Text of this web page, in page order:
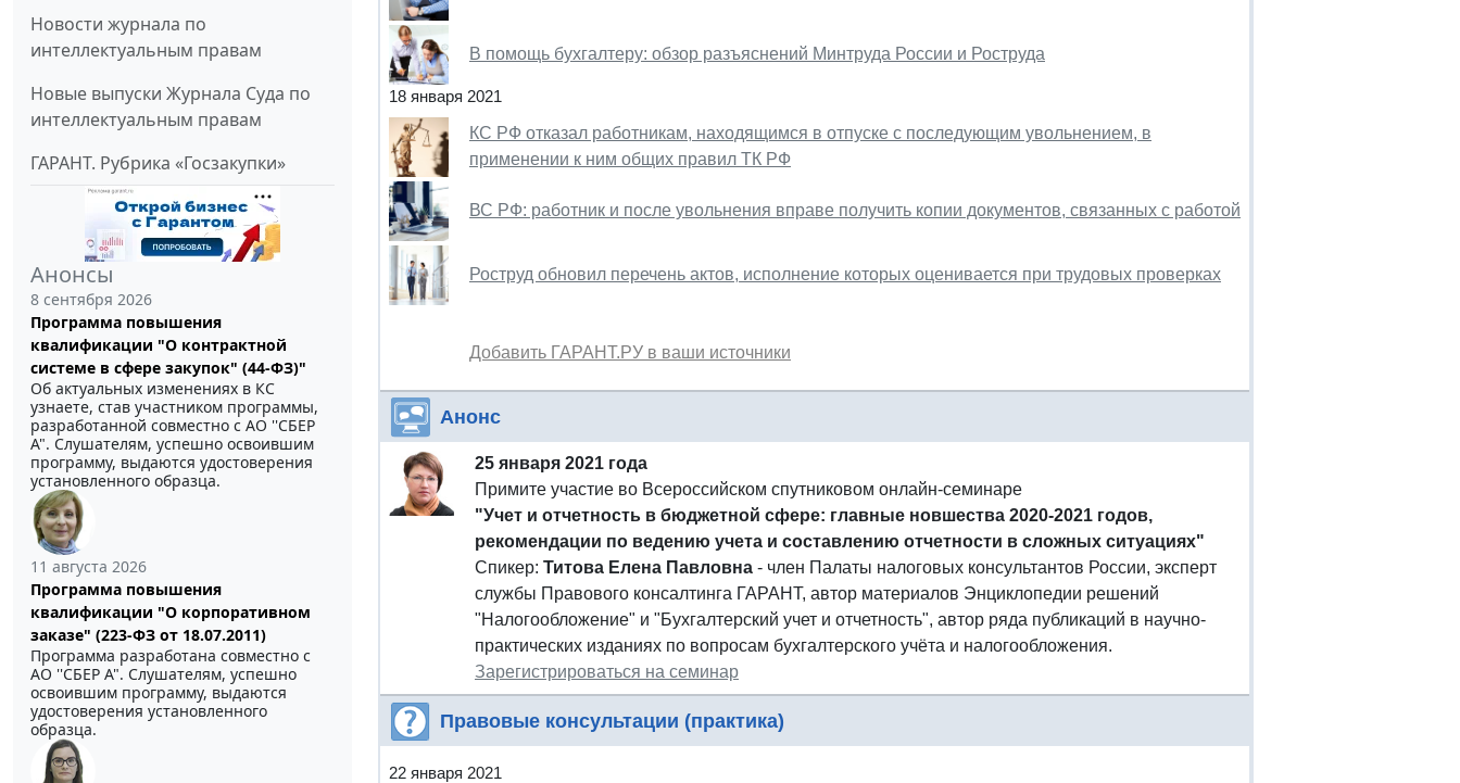
Новости журнала по
интеллектуальным правам
Новые выпуски Журнала Суда по
интеллектуальным правам
ГАРАНТ. Рубрика «Госзакупки»
Анонсы
8 сентября 2026
Программа повышения
квалификации "О контрактной
системе в сфере закупок" (44-ФЗ)"
Об актуальных изменениях в КС
узнаете, став участником программы,
разработанной совместно с АО ''СБЕР
А". Слушателям, успешно освоившим
программу, выдаются удостоверения
установленного образца.
11 августа 2026
Программа повышения
квалификации "О корпоративном
заказе" (223-ФЗ от 18.07.2011)
Программа разработана совместно с
АО ''СБЕР А". Слушателям, успешно
освоившим программу, выдаются
удостоверения установленного
образца.
В помощь бухгалтеру: обзор разъяснений Минтруда России и Роструда
18 января 2021
КС РФ отказал работникам, находящимся в отпуске с последующим увольнением, в
применении к ним общих правил ТК РФ
ВС РФ: работник и после увольнения вправе получить копии документов, связанных с работой
Роструд обновил перечень актов, исполнение которых оценивается при трудовых проверках
Добавить ГАРАНТ.РУ в ваши источники
Анонс
25 января 2021 года
Примите участие во Всероссийском спутниковом онлайн-семинаре
"Учет и отчетность в бюджетной сфере: главные новшества 2020-2021 годов,
рекомендации по ведению учета и составлению отчетности в сложных ситуациях"
Спикер: Титова Елена Павловна - член Палаты налоговых консультантов России, эксперт
службы Правового консалтинга ГАРАНТ, автор материалов Энциклопедии решений
"Налогообложение" и "Бухгалтерский учет и отчетность", автор ряда публикаций в научно-
практических изданиях по вопросам бухгалтерского учёта и налогообложения.
Зарегистрироваться на семинар
Правовые консультации (практика)
22 января 2021